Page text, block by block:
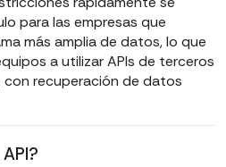
para las empresas que
más amplia de datos, lo que
a utilizar APIs de terceros
recuperación de datos